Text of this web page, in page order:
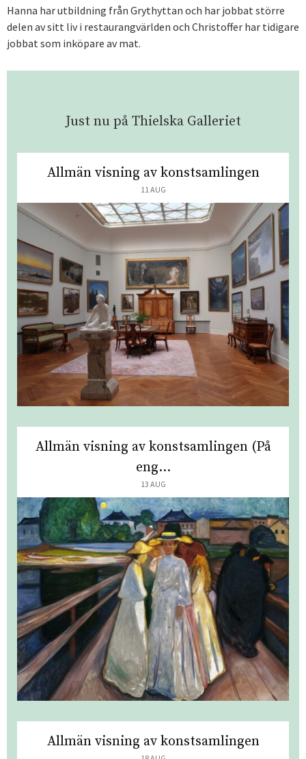
Hanna har utbildning från Grythyttan och har jobbat större
delen av sitt liv i restaurangvärlden och Christoffer har tidigare
jobbat som inköpare av mat.
Just nu på Thielska Galleriet
Allmän visning av konstsamlingen
11 AUG
Allmän visning av konstsamlingen (På
eng...
13 AUG
Allmän visning av konstsamlingen